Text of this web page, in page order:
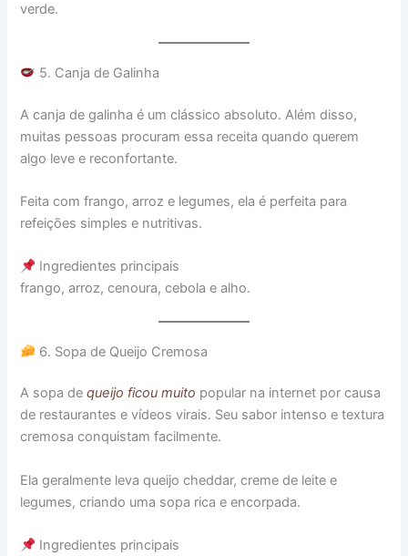
verde.
5. Canja de Galinha
A canja de galinha é um clássico absoluto. Além disso,
muitas pessoas procuram essa receita quando querem
algo leve e reconfortante.
Feita com frango, arroz e legumes, ela é perfeita para
refeições simples e nutritivas.
Ingredientes principais
frango, arroz, cenoura, cebola e alho.
6. Sopa de Queijo Cremosa
A sopa dequeijo ficou muito popular na internet por causa
de restaurantes e vídeos virais. Seu sabor intenso e textura
cremosa conquistam facilmente.
Ela geralmente leva queijo cheddar, creme de leite e
legumes, criando uma sopa rica e encorpada.
Ingredientes principais